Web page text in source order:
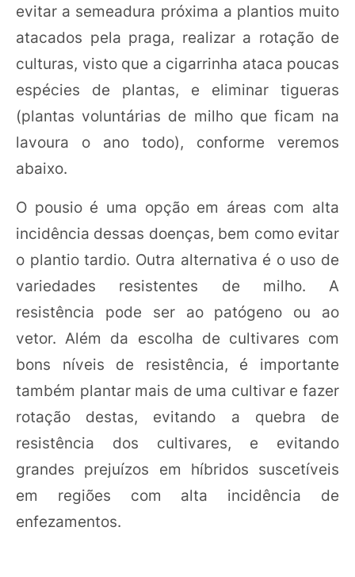
evitar a semeadura próxima a plantios muito
atacados pela praga, realizar a rotação de
culturas, visto que a cigarrinha ataca poucas
espécies de plantas, e eliminar tigueras
(plantas voluntárias de milho que ficam na
lavoura o ano todo), conforme veremos
abaixo.
O pousio é uma opção em áreas com alta
incidência dessas doenças, bem como evitar
o plantio tardio. Outra alternativa é o uso de
variedades resistentes de milho. A
resistência pode ser ao patógeno ou ao
vetor. Além da escolha de cultivares com
bons níveis de resistência, é importante
também plantar mais de uma cultivar e fazer
rotação destas, evitando a quebra de
resistência dos cultivares, e evitando
grandes prejuízos em híbridos suscetíveis
em regiões com alta incidência de
enfezamentos.